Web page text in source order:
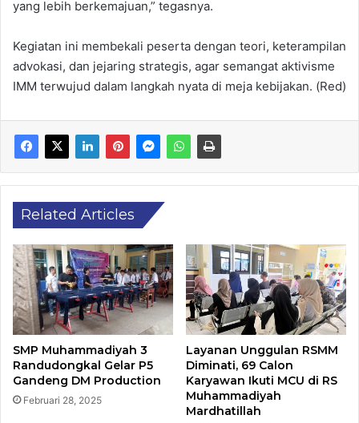
yang lebih berkemajuan,” tegasnya.
Kegiatan ini membekali peserta dengan teori, keterampilan
advokasi, dan jejaring strategis, agar semangat aktivisme
IMM terwujud dalam langkah nyata di meja kebijakan. (Red)
Related Articles
SMP Muhammadiyah 3
Randudongkal Gelar P5
Gandeng DM Production
Februari 28, 2025
Layanan Unggulan RSMM
Diminati, 69 Calon
Karyawan Ikuti MCU di RS
Muhammadiyah
Mardhatillah